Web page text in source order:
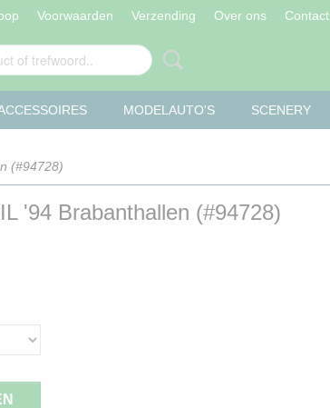
Voorwaarden Verzending Over ons Contact
MODELAUTO'S SCENERY
(#94728)
'94 Brabanthallen (#94728)